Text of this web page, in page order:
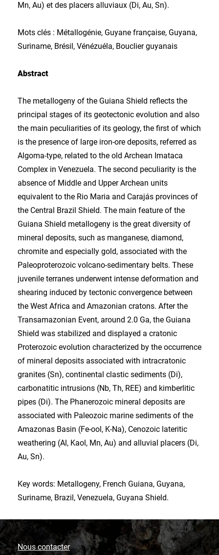
Mn, Au) et des placers alluviaux (Di, Au, Sn).
Mots clés : Métallogénie, Guyane française, Guyana,
Suriname, Brésil, Vénézuéla, Bouclier guyanais
Abstract
The metallogeny of the Guiana Shield reflects the
principal stages of its geotectonic evolution and also
the main peculiarities of its geology, the first of which
is the presence of large iron-ore deposits, referred as
Algoma-type, related to the old Archean Imataca
Complex in Venezuela. The second peculiarity is the
absence of Middle and Upper Archean units
equivalent to the Rio Maria and Carajás provinces of
the Central Brazil Shield. The main feature of the
Guiana Shield metallogeny is the great diversity of
mineral deposits, such as manganese, diamond,
chromite and especially gold, associated with the
Paleoproterozoic volcano-sedimentary belts. These
juvenile terranes underwent intense deformation and
shearing induced by tectonic convergence between
the West Africa and Amazonian cratons. After the
Transamazonian Event, around 2.0 Ga, the Guiana
Shield was stabilized and displayed a cratonic
Proterozoic evolution characterized by the occurrence
of mineral deposits associated with intracratonic
granites (Sn), continental clastic sediments (Di),
carbonatitic intrusions (Nb, Th, REE) and kimberlitic
pipes (Di). The Phanerozoic mineral deposits are
associated with Paleozoic marine sediments of the
Amazonas Basin (Fe-ool, K-Na), Cenozoic lateritic
weathering (Al, Kaol, Mn, Au) and alluvial placers (Di,
Au, Sn).
Key words: Metallogeny, French Guiana, Guyana,
Suriname, Brazil, Venezuela, Guyana Shield.
Nous contacter